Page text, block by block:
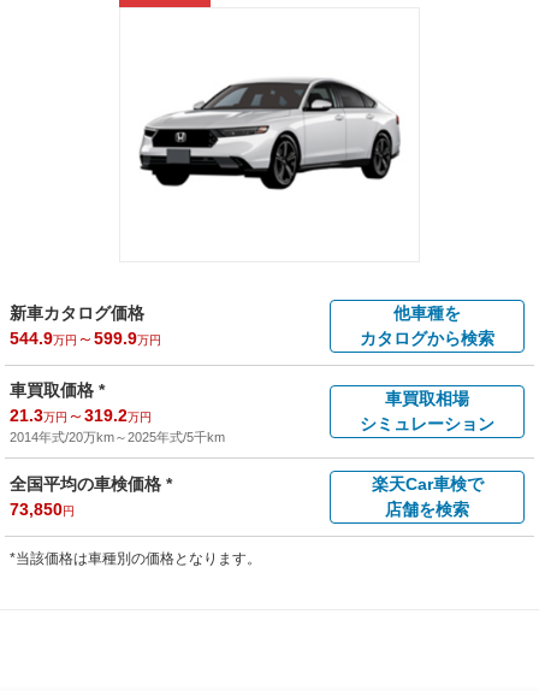
新車カタログ価格
544.9万円 ～599.9万円
他車種を
カタログから検索
車買取価格 *
21.3万円 ～319.2万円
2014年式/20万km～2025年式/5千km
車買取相場
シミュレーション
全国平均の車検価格 *
73,850円
楽天Car車検で
店舗を検索
*当該価格は車種別の価格となります。